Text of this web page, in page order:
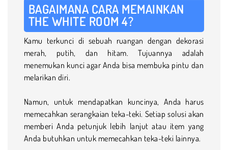
BAGAIMANA CARA MEMAINKAN
THE WHITE ROOM 4?
Kamu terkunci di sebuah ruangan dengan dekorasi
merah, putih, dan hitam. Tujuannya adalah
menemukan kunci agar Anda bisa membuka pintu dan
melarikan diri.
Namun, untuk mendapatkan kuncinya, Anda harus
memecahkan serangkaian teka-teki. Setiap solusi akan
memberi Anda petunjuk lebih lanjut atau item yang
Anda butuhkan untuk memecahkan teka-teki lainnya.